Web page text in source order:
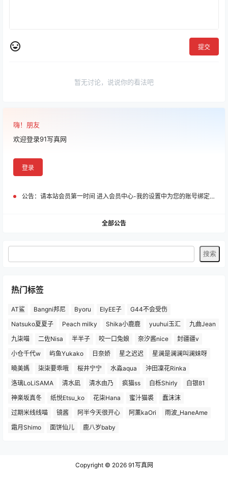
提交
暂无讨论，说说你的看法吧
嗨！朋友
欢迎登录91写真网
登录
公告： 请本站会员第一时间 进入会员中心-我的设置中为您的账号绑定邮箱!
全部公告
热门标签
AT鲨 Bangni邦尼 Byoru ElyEE子
G44不会受伤
Natsuko夏夏子
Peach milky Shika小鹿鹿 yuuhui玉汇
九曲Jean
九柒喵
二佐Nisa 半半子 咬一口兔娘 奈汐酱nice
封疆疆v
小仓千代w
屿鱼Yukako 日奈娇 星之迟迟
星澜是澜澜叫澜妹呀
曉美媽
柒柒要乖哦 桜井宁宁 水淼aqua
沖田凜花Rinka
洛璃LoLiSAMA
清水凪 清水由乃 疯猫ss 白栎Shirly
白银81
神楽坂真冬
纸悦Etsu_ko 花柒Hana 蜜汁猫裘
蠢沫沫
过期米线线喵
镜酱 阿半今天很开心 阿薰kaOri
雨波_HaneAme
霜月Shimo
面饼仙儿 鹿八岁baby
Copyright © 202691写真网